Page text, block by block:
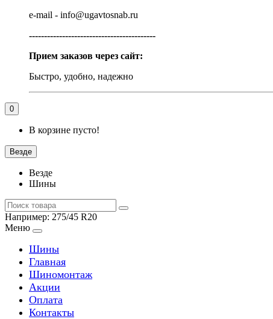
e-mail - info@ugavtosnab.ru
------------------------------------------
Прием заказов через сайт:
Быстро, удобно, надежно
0
В корзине пусто!
Везде
Везде
Шины
Например: 275/45 R20
Меню
Шины
Главная
Шиномонтаж
Акции
Оплата
Контакты